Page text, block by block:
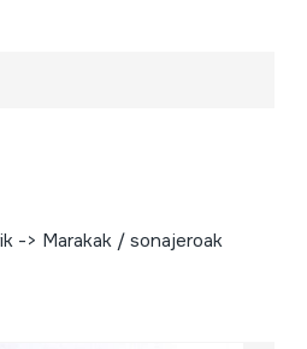
-> Marakak / sonajeroak